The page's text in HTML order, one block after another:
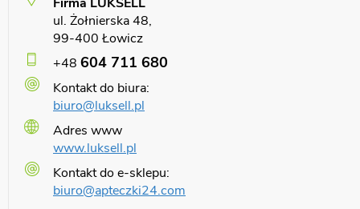
ul. Żołnierska 48,
99-400 Łowicz
+48 604 711 680
Kontakt do biura:
biuro@luksell.pl
Adres www
www.luksell.pl
Kontakt do e-sklepu:
biuro@apteczki24.com